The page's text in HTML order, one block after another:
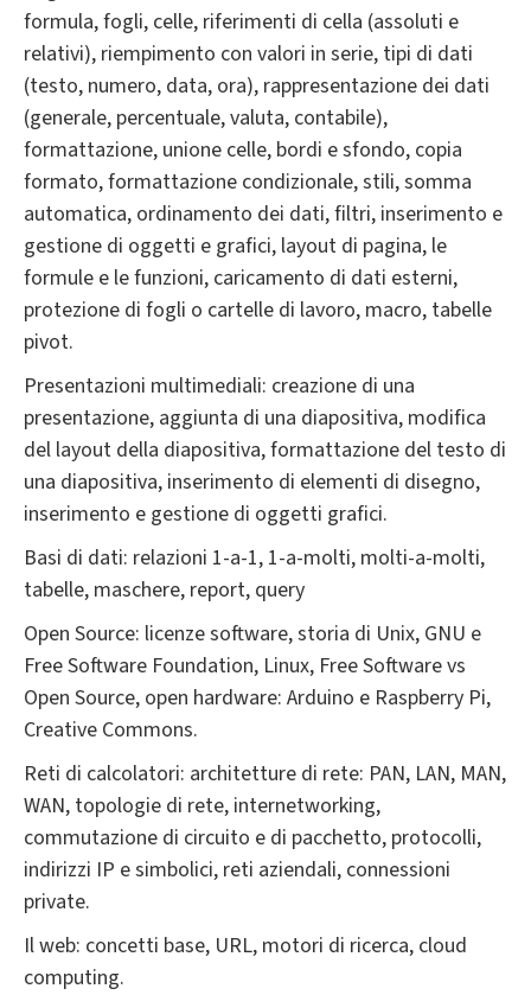
formula, fogli, celle, riferimenti di cella (assoluti e
relativi), riempimento con valori in serie, tipi di dati
(testo, numero, data, ora), rappresentazione dei dati
(generale, percentuale, valuta, contabile),
formattazione, unione celle, bordi e sfondo, copia
formato, formattazione condizionale, stili, somma
automatica, ordinamento dei dati, filtri, inserimento e
gestione di oggetti e grafici, layout di pagina, le
formule e le funzioni, caricamento di dati esterni,
protezione di fogli o cartelle di lavoro, macro, tabelle
pivot.
Presentazioni multimediali: creazione di una
presentazione, aggiunta di una diapositiva, modifica
del layout della diapositiva, formattazione del testo di
una diapositiva, inserimento di elementi di disegno,
inserimento e gestione di oggetti grafici.
Basi di dati: relazioni 1-a-1, 1-a-molti, molti-a-molti,
tabelle, maschere, report, query
Open Source: licenze software, storia di Unix, GNU e
Free Software Foundation, Linux, Free Software vs
Open Source, open hardware: Arduino e Raspberry Pi,
Creative Commons.
Reti di calcolatori: architetture di rete: PAN, LAN, MAN,
WAN, topologie di rete, internetworking,
commutazione di circuito e di pacchetto, protocolli,
indirizzi IP e simbolici, reti aziendali, connessioni
private.
Il web: concetti base, URL, motori di ricerca, cloud
computing.